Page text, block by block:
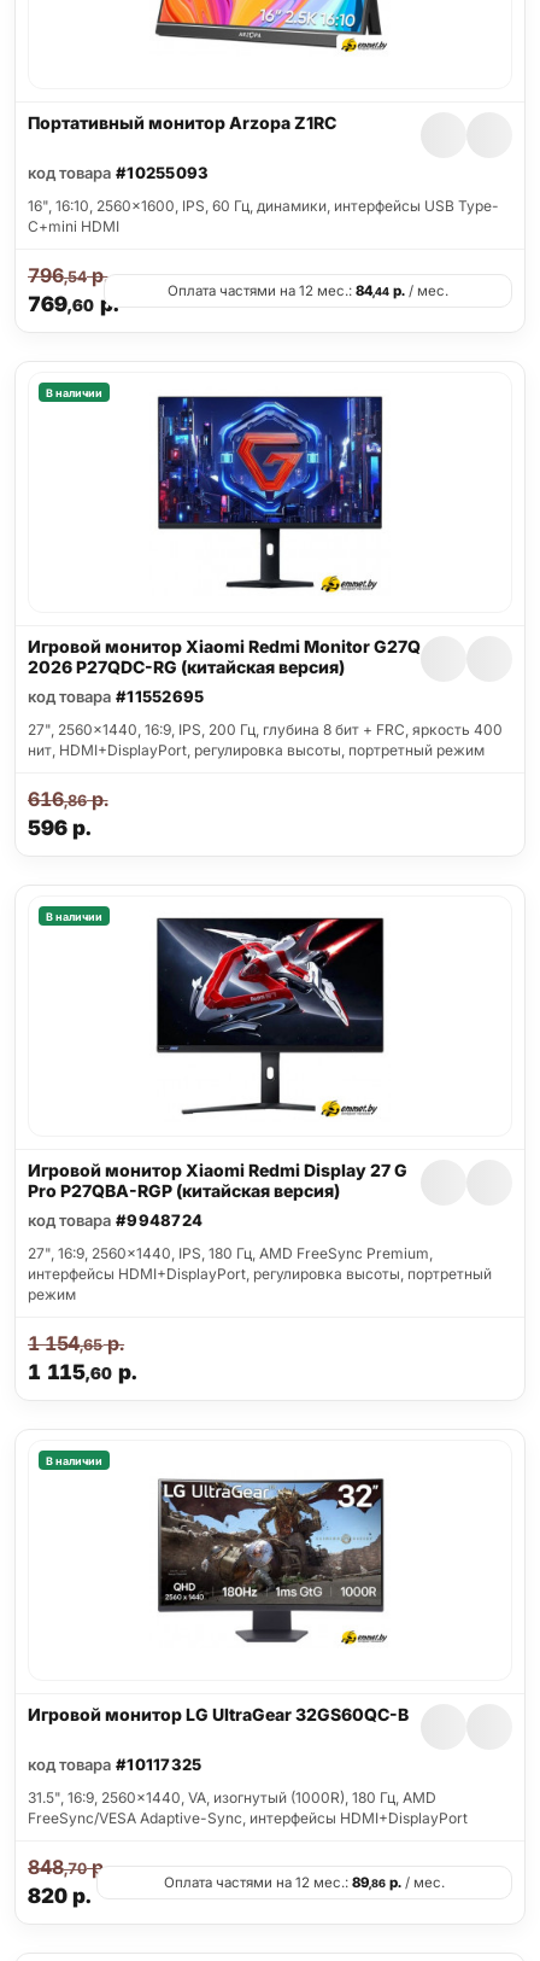
Портативный монитор Arzopa Z1RC
код товара #10255093
16", 16:10, 2560x1600, IPS, 60 Гц, динамики, интерфейсы USB Type-
C+mini HDMI
769,60р.
796,54р.
Оплата частями на 12 мес.: 84,44 р. / мес.
В наличии
Игровой монитор Xiaomi Redmi Monitor G27Q
2026 P27QDC-RG (китайская версия)
код товара #11552695
27", 2560x1440, 16:9, IPS, 200 Гц, глубина 8 бит + FRC, яркость 400
нит, HDMI+DisplayPort, регулировка высоты, портретный режим
596р.
616,86р.
В наличии
Игровой монитор Xiaomi Redmi Display 27 G
Pro P27QBA-RGP (китайская версия)
код товара #9948724
27", 16:9, 2560x1440, IPS, 180 Гц, AMD FreeSync Premium,
интерфейсы HDMI+DisplayPort, регулировка высоты, портретный
режим
1 115,60 р.
1 154,65р.
В наличии
Игровой монитор LG UltraGear 32GS60QC-B
код товара #10117325
31.5", 16:9, 2560x1440, VA, изогнутый (1000R), 180 Гц, AMD
FreeSync/VESA Adaptive-Sync, интерфейсы HDMI+DisplayPort
820р.
848,70р.
Оплата частями на 12 мес.: 89,86р./ мес.